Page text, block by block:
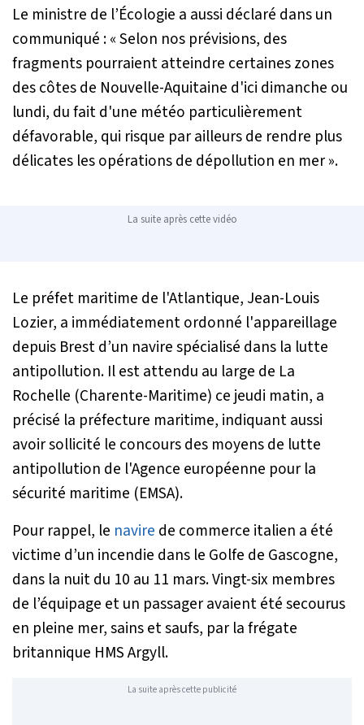
Le ministre de l’Écologie a aussi déclaré dans un
communiqué :« Selon nos prévisions, des
fragments pourraient atteindre certaines zones
des côtes de Nouvelle-Aquitaine d'ici dimanche ou
lundi, du fait d'une météo particulièrement
défavorable, qui risque par ailleurs de rendre plus
délicates les opérations de dépollution en mer ».
La suite après cette vidéo
Le préfet maritime de l'Atlantique, Jean-Louis
Lozier, a immédiatement ordonné l'appareillage
depuis Brest d’un navire spécialisé dans la lutte
antipollution. Il est attendu au large de La
Rochelle (Charente-Maritime) ce jeudi matin, a
précisé la préfecture maritime, indiquant aussi
avoir sollicité le concours des moyens de lutte
antipollution de l'Agence européenne pour la
sécurité maritime (EMSA).
Pour rappel, le navire de commerce italien a été
victime d’un incendie dans le Golfe de Gascogne,
dans la nuit du 10 au 11 mars. Vingt-six membres
de l’équipage et un passager avaient été secourus
en pleine mer, sains et saufs, par la frégate
britannique HMS Argyll.
La suite après cette publicité